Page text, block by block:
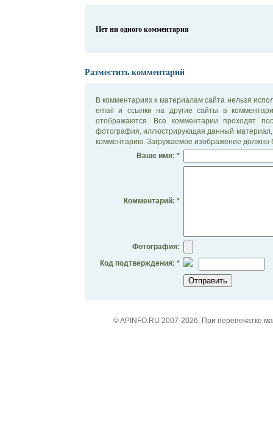
Нет ни одного комментария
Разместить комментарий
В комментариях к материалам сайта нельзя
email и ссылки на другие сайты в
отображаются. Все комментарии проходят
фотография, иллюстрирующая данный материал,
комментарию. Загружаемое изображение должно
Ваше имя: *
Комментарий: *
Фотография:
Код подтверждения: *
© APINFO.RU 2007-2026. При перепечатке